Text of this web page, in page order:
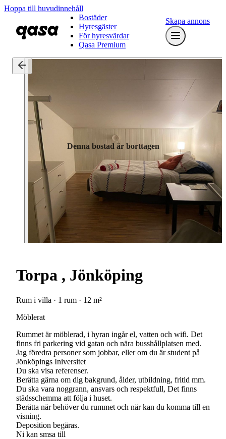
Hoppa till huvudinnehåll
Bostäder
Hyresgäster
För hyresvärdar
Qasa Premium
Skapa annons
Denna bostad är borttagen
Torpa , Jönköping
Rum i villa · 1 rum · 12 m²
Möblerat
Rummet är möblerad, i hyran ingår el, vatten och wifi. Det
finns fri parkering vid gatan och nära busshållplatsen med.
Jag föredra personer som jobbar, eller om du är student på
Jönköpings Iniversitet
Du ska visa referenser.
Berätta gärna om dig bakgrund, ålder, utbildning, fritid mm.
Du ska vara noggrann, ansvars och respektfull, Det finns
städsschemma att följa i huset.
Berätta när behöver du rummet och när kan du komma till en
visning.
Deposition begäras.
Ni kan smsa till